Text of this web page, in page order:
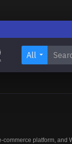
All
platform, and